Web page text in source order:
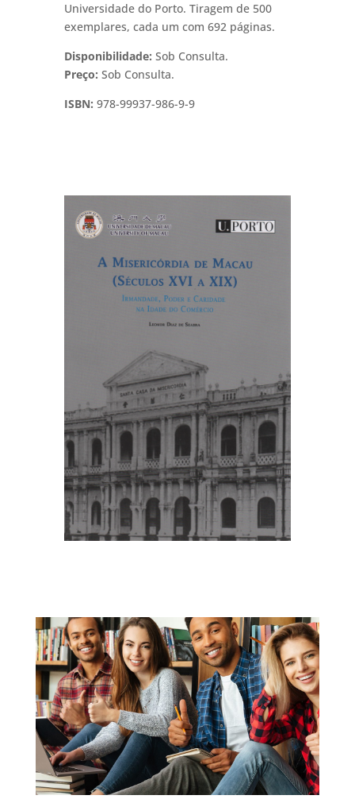
Universidade do Porto. Tiragem de 500
exemplares, cada um com 692 páginas.
Disponibilidade: Sob Consulta.
Preço: Sob Consulta.
ISBN: 978-99937-986-9-9